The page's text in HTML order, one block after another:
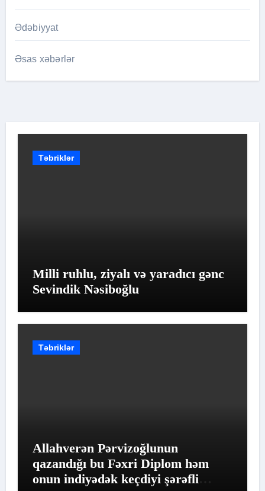
Ədəbiyyat
Əsas xəbərlər
Təbriklər
Milli ruhlu, ziyalı və yaradıcı gənc
Sevindik Nəsiboğlu
Təbriklər
Allahverən Pərvizoğlunun
qazandığı bu Fəxri Diplom həm
onun indiyədək keçdiyi şərəfli